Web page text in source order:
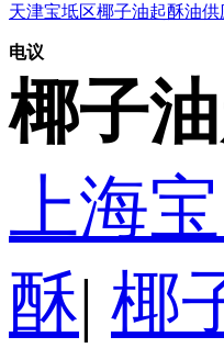
天津宝坻区椰子油起酥油
电议
椰子
上海
酥| 椰